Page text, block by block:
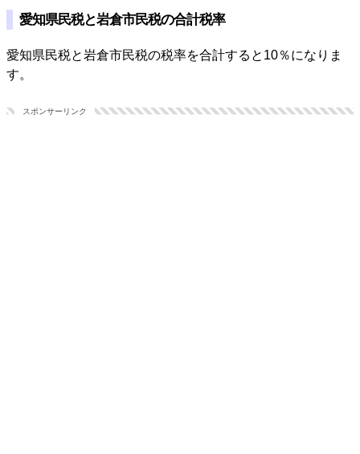
愛知県民税と岩倉市民税の合計税率
愛知県民税と岩倉市民税の税率を合計すると10％になりま
す。
スポンサーリンク